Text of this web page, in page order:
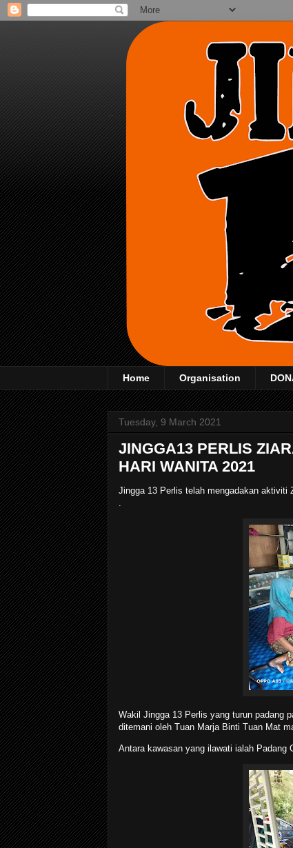
Home Organisation
Tuesday, 9 March 2021
JINGGA13 PERLIS
HARI WANITA 2021
Jingga 13 Perlis telah mengadakan aktiviti
Wakil Jingga 13 Perlis yang turun padang
ditemani oleh Tuan Marja Binti Tuan Mat
Antara kawasan yang ilawati ialah Padang